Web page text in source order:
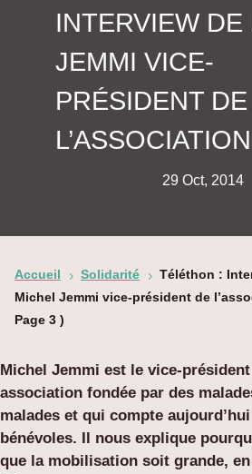
INTERVIEW DE
JEMMI VICE-
PRÉSIDENT DE
L’ASSOCIATION
29 Oct, 2014
Accueil 5 Solidarité 5 Téléthon :
Michel Jemmi vice-président de
Page 3 )
Michel Jemmi est le vice-président
association fondée par des
malades et qui compte
bénévoles. Il nous explique
que la mobilisation soit grande,